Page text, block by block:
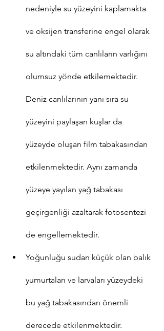
nedeniyle su yüzeyini kaplamakta
ve oksijen transferine engel olarak
su altındaki tüm canlıların varlığını
olumsuz yönde etkilemektedir.
Deniz canlılarının yanı sıra su
yüzeyini paylaşan kuşlar da
yüzeyde oluşan film tabakasından
etkilenmektedir. Aynı zamanda
yüzeye yayılan yağ tabakası
geçirgenliği azaltarak fotosentezi
de engellemektedir.
Yoğunluğu sudan küçük olan balık
yumurtaları ve larvaları yüzeydeki
bu yağ tabakasından önemli
derecede etkilenmektedir.